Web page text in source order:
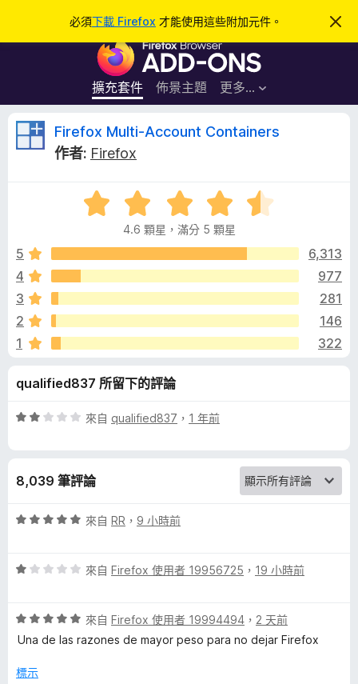
必須下載 Firefox 才能使用這些附加元件。
忽
此
F
r
e
覽
器
附
加
件
擴充套件 佈景主題 更多…
登入
F
e
f
o
x
M
l
t
i
A
Firefox Multi-Account Containers
作者: Firefox
評
價
.
分
滿
5
4.6 顆星，滿分 5 顆星
5
6,313
4
977
3
281
2
146
1
322
qualified837 所留下的評論
評
，
分
來自 qualified837 ， 1 年前
8,039 筆評論
評
分
分
5
來自 RR ， 9 小時前
評
分
，
分
來自 Firefox 使用者 19956725 ， 19 小時前
評
價
分
來自 Firefox 使用者 19994494 ， 2 天前
Una de las razones de mayor peso para no dejar Firefox
標示